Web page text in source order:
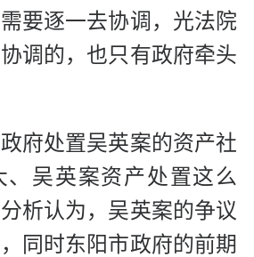
要逐一去协调，光法院
调的，也只有政府牵头
府处置吴英案的资产社
、吴英案资产处置这么
析认为，吴英案的争议
同时东阳市政府的前期